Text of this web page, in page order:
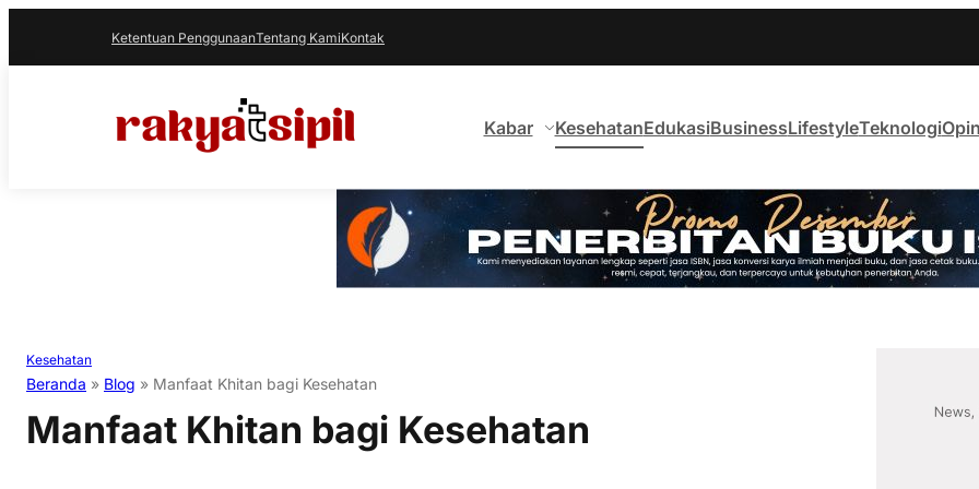
Ketentuan PenggunaanTentang KamiKontak
Kabar KesehatanEdukasiBusinessLifestyleTeknologi
Kesehatan
Beranda » Blog » Manfaat Khitan bagi Kesehatan
Manfaat Khitan bagi Kesehatan